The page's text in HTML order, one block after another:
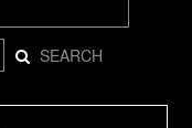
SEARCH